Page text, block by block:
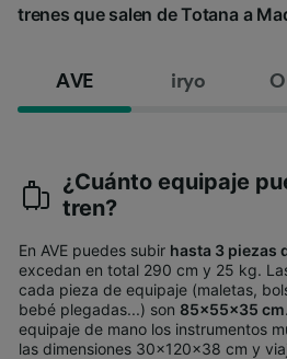
trenes que salen de Totana a
AVE iryo
¿Cuánto equipaje
tren?
En AVE puedes subir hasta 3 piezas
excedan en total 290 cm y 25 kg.
cada pieza de equipaje (maletas,
bebé plegadas...) son 85x55x35 cm
equipaje de mano los instrumentos
las dimensiones 30x120x38 cm y